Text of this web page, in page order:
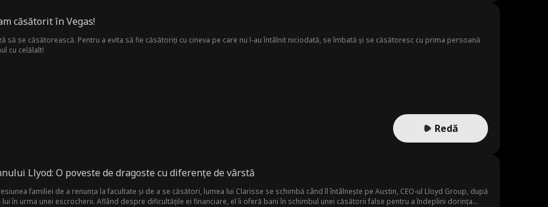
căsătorit în Vegas!
să se căsătorească. Pentru a evita să fie căsătoriți cu cineva pe care nu l-au întâlnit niciodată, se îmbată și se căsătoresc cu prima persoană
cu celălalt!
Redă
Llyod: O poveste de dragoste cu diferențe de vârstă
familiei de a renunța la facultate și de a se căsători, lumea lui Clarisse se schimbă când îl întâlnește pe Austin, CEO-ul Lloyd Group, după
lui în urma unei escrocherii. Aflând despre dificultățile ei financiare, el îi oferă bani în schimbul unei căsătorii false pentru a îndeplini dorința